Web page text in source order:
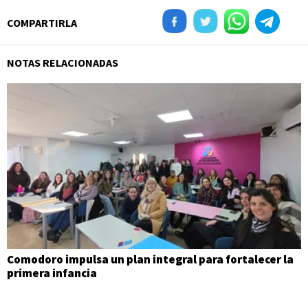
COMPARTIRLA
NOTAS RELACIONADAS
Comodoro impulsa un plan integral para fortalecer la
primera infancia